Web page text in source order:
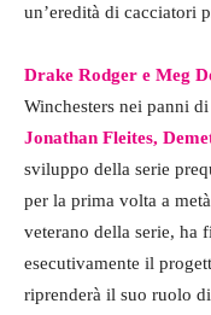
un’eredità di cacciatori
Drake Rodger e Meg
Winchesters nei panni
Jonathan Fleites,
sviluppo della serie
per la prima volta a
veterano della serie, ha
esecutivamente il
riprenderà il suo ruolo